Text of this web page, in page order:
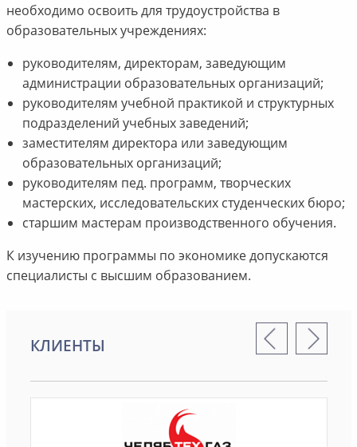
необходимо освоить для трудоустройства в
образовательных учреждениях:
руководителям, директорам, заведующим
администрации образовательных организаций;
руководителям учебной практикой и структурных
подразделений учебных заведений;
заместителям директора или заведующим
образовательных организаций;
руководителям пед. программ, творческих
мастерских, исследовательских студенческих бюро;
старшим мастерам производственного обучения.
К изучению программы по экономике допускаются
специалисты с высшим образованием.
КЛИЕНТЫ